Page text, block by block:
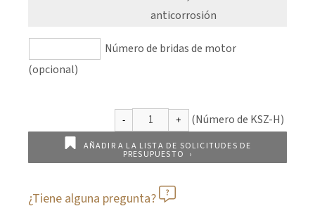
anticorrosión
Número de bridas de motor
(opcional)
AÑADIR A LA LISTA DE SOLICITUDES DE
PRESUPUESTO
¿Tiene alguna pregunta?